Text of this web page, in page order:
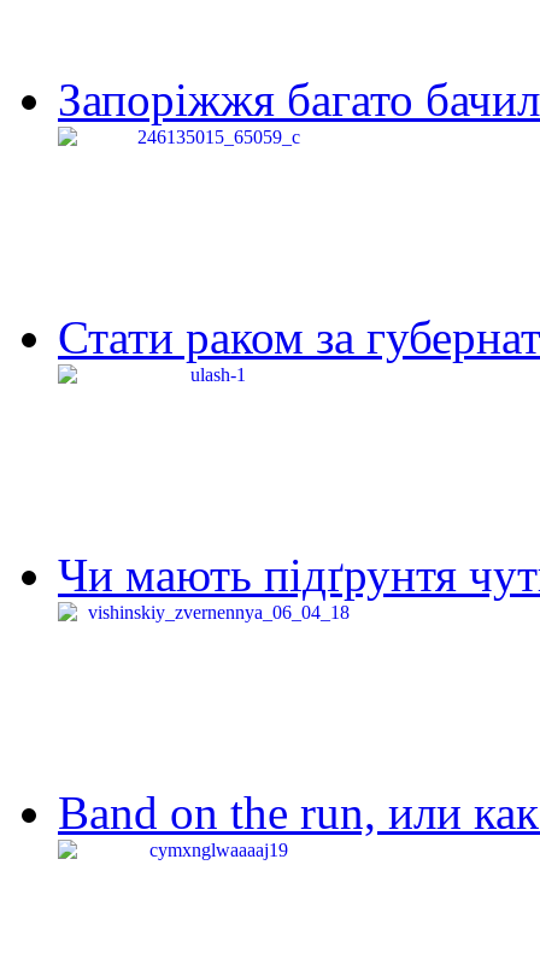
Запоріжжя багато
Стати раком за
Чи мають підґрунтя
Band on the run, или